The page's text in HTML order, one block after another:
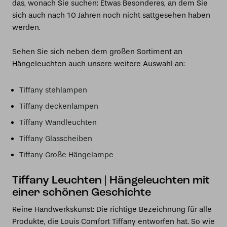
das, wonach Sie suchen: Etwas Besonderes, an dem Sie
sich auch nach 10 Jahren noch nicht sattgesehen haben
werden.
Sehen Sie sich neben dem großen Sortiment an
Hängeleuchten auch unsere weitere Auswahl an:
Tiffany stehlampen
Tiffany deckenlampen
Tiffany Wandleuchten
Tiffany Glasscheiben
Tiffany Große Hängelampe
Tiffany Leuchten | Hängeleuchten mit
einer schönen Geschichte
Reine Handwerkskunst: Die richtige Bezeichnung für alle
Produkte, die Louis Comfort Tiffany entworfen hat. So wie